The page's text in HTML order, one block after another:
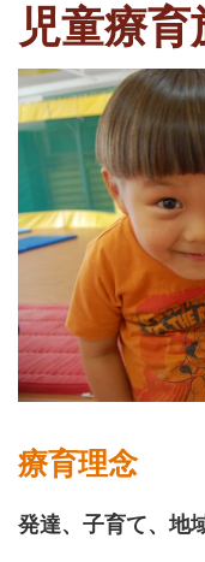
児童療育
療育理念
発達、子育て、地